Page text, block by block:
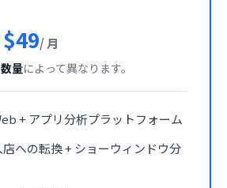
/ 月
数量によって異なります。
+ アプリ分析プラットフォーム
への転換 + ショーウィンドウ分